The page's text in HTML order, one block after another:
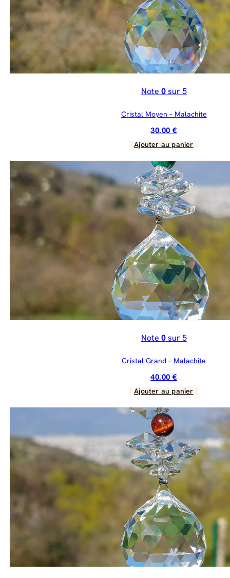
Note 0sur 5
Cristal Moyen – Malachite
30.00€
Ajouter au panier
Note 0sur 5
Cristal Grand – Malachite
40.00€
Ajouter au panier